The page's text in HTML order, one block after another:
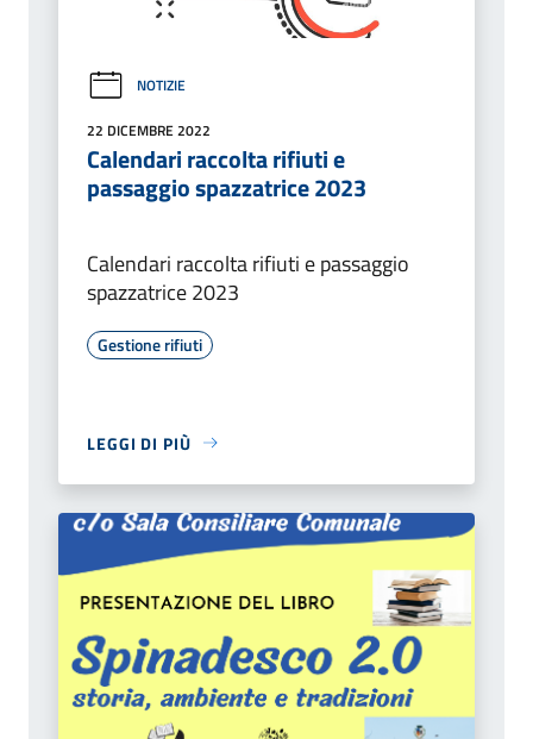
NOTIZIE
22 DICEMBRE 2022
Calendari raccolta rifiuti e
passaggio spazzatrice 2023
Calendari raccolta rifiuti e passaggio
spazzatrice 2023
Gestione rifiuti
LEGGI DI PIÙ